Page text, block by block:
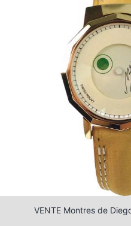
VENTE Montres de